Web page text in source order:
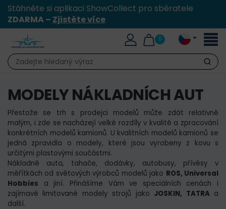
Stáhněte si aplikaci ShowCollect pro sběratele
ZDARMA – Zjistěte více
0
Hledat
MODELY NÁKLADNÍCH AUT
Přestože se trh s prodejci modelů může zdát relativně
malým, i zde se nacházejí velké rozdíly v kvalitě a zpracování
konkrétních modelů kamionů. U kvalitních modelů kamionů se
jedná zpravidla o modely, které jsou vyrobeny z kovu s
určitými plastovými součástmi.
Nákladně auta, tahače, dodávky, autobusy, přívěsy v
měřítkách od světových výrobců modelů jako ROS, Universal
Hobbies a jiní. Přinášíme Vám ve speciálních cenách i
zajímavé limitované modely strojů jako JOSKIN, TATRAa
další.